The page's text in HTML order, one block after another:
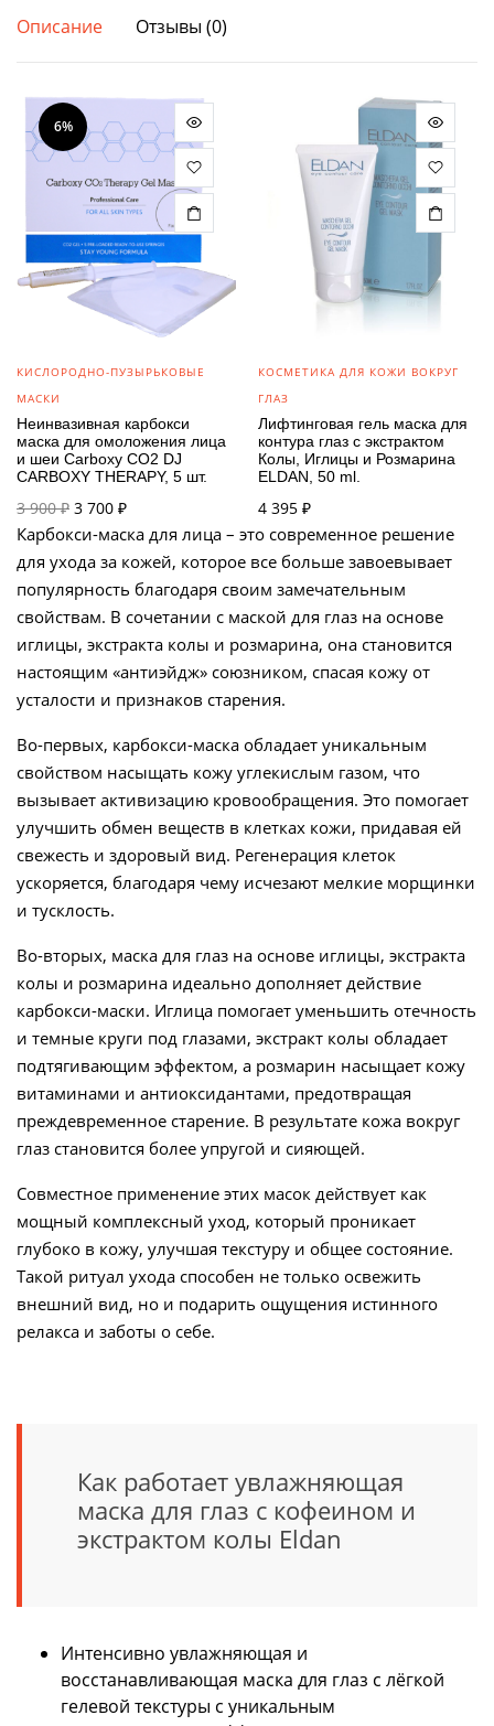
количество
Описание Отзывы (0)
6%
КИСЛОРОДНО-ПУЗЫРЬКОВЫЕ
МАСКИ
Неинвазивная карбокси
маска для омоложения лица
и шеи Carboxy CO2 DJ
CARBOXY THERAPY, 5 шт.
3 900₽ Первоначальная
цена
3 900 ₽.
3 700 ₽
цена:
3 700 ₽.
КОСМЕТИКА ДЛЯ КОЖИ ВОКРУГ
ГЛАЗ
Лифтинговая гель маска для
контура глаз с экстрактом
Колы, Иглицы и Розмарина
ELDAN, 50 ml.
4 395 ₽
Карбокси-маска для лица – это современное решение
для ухода за кожей, которое все больше завоевывает
популярность благодаря своим замечательным
свойствам. В сочетании с маской для глаз на основе
иглицы, экстракта колы и розмарина, она становится
настоящим «антиэйдж» союзником, спасая кожу от
усталости и признаков старения.
Во-первых, карбокси-маска обладает уникальным
свойством насыщать кожу углекислым газом, что
вызывает активизацию кровообращения. Это помогает
улучшить обмен веществ в клетках кожи, придавая ей
свежесть и здоровый вид. Регенерация клеток
ускоряется, благодаря чему исчезают мелкие морщинки
и тусклость.
Во-вторых, маска для глаз на основе иглицы, экстракта
колы и розмарина идеально дополняет действие
карбокси-маски. Иглица помогает уменьшить отечность
и темные круги под глазами, экстракт колы обладает
подтягивающим эффектом, а розмарин насыщает кожу
витаминами и антиоксидантами, предотвращая
преждевременное старение. В результате кожа вокруг
глаз становится более упругой и сияющей.
Совместное применение этих масок действует как
мощный комплексный уход, который проникает
глубоко в кожу, улучшая текстуру и общее состояние.
Такой ритуал ухода способен не только освежить
внешний вид, но и подарить ощущения истинного
релакса и заботы о себе.
Как работает увлажняющая
маска для глаз с кофеином и
экстрактом колы Eldan
Интенсивно увлажняющая и
восстанавливающая маска для глаз с лёгкой
гелевой текстуры с уникальным